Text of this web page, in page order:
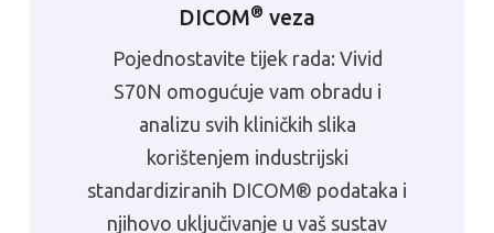
DICOM® veza
Pojednostavite tijek rada: Vivid
S70N omogućuje vam obradu i
analizu svih kliničkih slika
korištenjem industrijski
standardiziranih DICOM® podataka i
njihovo uključivanje u vaš sustav